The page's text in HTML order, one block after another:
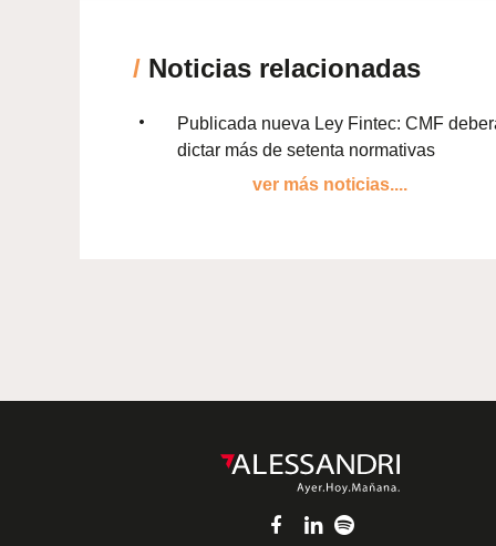
/ Noticias relacionadas
Publicada nueva Ley Fintec: CMF
dictar más de setenta normativas
ver más noticias....